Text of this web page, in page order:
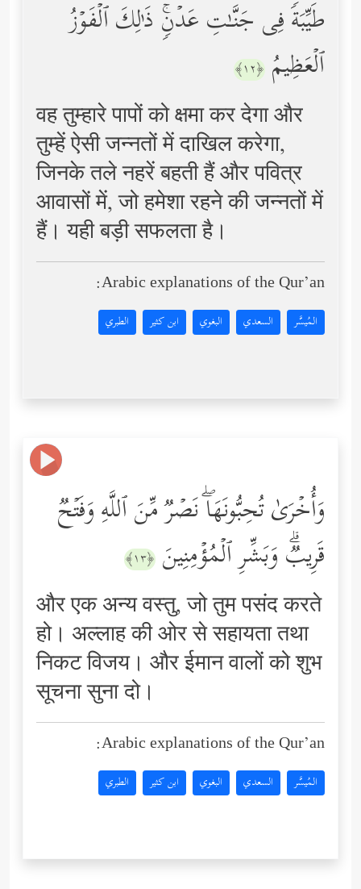
طَیِّبَةࣰ فِی جَنَّـٰتِ عَدۡنࣲۚ ذَ ٰ⁠لِكَ ٱلۡفَوۡزُ
ٱلۡعَظِیمُ ﴿١٢﴾
वह तुम्हारे पापों को क्षमा कर देगा और
तुम्हें ऐसी जन्नतों में दाखिल करेगा,
जिनके तले नहरें बहती हैं और पवित्र
आवासों में, जो हमेशा रहने की जन्नतों में
हैं। यही बड़ी सफलता है।
Arabic explanations of the Qur’an:
المُيسَّر السعدي البغوي ابن كثير الطبري
وَأُخۡرَىٰ تُحِبُّونَهَاۖ نَصۡرࣱ مِّنَ ٱللَّهِ وَفَتۡحࣱ
قَرِیبࣱۗ وَبَشِّرِ ٱلۡمُؤۡمِنِینَ ﴿١٣﴾
और एक अन्य वस्तु, जो तुम पसंद करते
हो। अल्लाह की ओर से सहायता तथा
निकट विजय। और ईमान वालों को शुभ
सूचना सुना दो।
Arabic explanations of the Qur’an:
المُيسَّر السعدي البغوي ابن كثير الطبري